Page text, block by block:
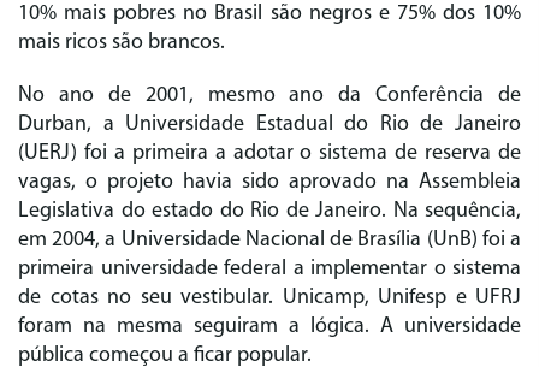
10% mais pobres no Brasil são negros e 75% dos 10%
mais ricos são brancos.
No ano de 2001, mesmo ano da Conferência de
Durban, a Universidade Estadual do Rio de Janeiro
(UERJ) foi a primeira a adotar o sistema de reserva de
vagas, o projeto havia sido aprovado na Assembleia
Legislativa do estado do Rio de Janeiro. Na sequência,
em 2004, a Universidade Nacional de Brasília (UnB) foi a
primeira universidade federal a implementar o sistema
de cotas no seu vestibular. Unicamp, Unifesp e UFRJ
foram na mesma seguiram a lógica. A universidade
pública começou a ficar popular.